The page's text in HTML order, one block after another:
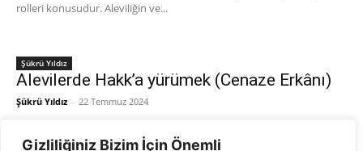
Gizliliğiniz Bizim İçin Önemli
rolleri konusudur. Aleviliğin ve...
Şükrü Yıldız
Alevilerde Hakk’a yürümek (Cenaze Erkânı)
Şükrü Yıldız - 22 Temmuz 2024
Cemal-i Mushaf-ı bir bir okuyan/ Almıştır fermanı Kuran istemez”